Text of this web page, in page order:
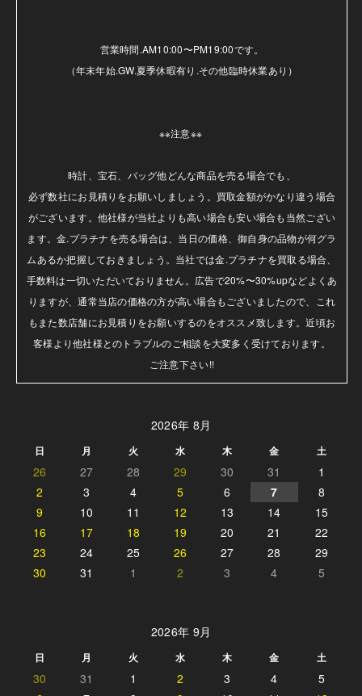
営業時間.AM10:00〜PM19:00です。
（年末年始.GW.夏季休暇有り.その他臨時休業あり）
※※注意※※
時計、宝石、バッグ他どんな商品を売る場合でも、
必ず数社にお見積りをお願いしましょう。買取金額がかなり違う場合
がございます。他社様が当社よりも高い場合も安い場合も当然ござい
ます。金.プラチナを売る場合は、当日の価格、御自身の品物が何グラ
ムあるか把握しておきましょう。当社では金.プラチナを買取る場合、
手数料は一切いただいておりません。広告で20%〜30%upなどよくあ
りますが、通常当店の価格の方が高い場合もございましたので、これ
もまた数店舗にお見積りをお願いするのをオススメ致します。近頃お
客様より他社様とのトラブルのご相談を大変多く受けております。
ご注意下さい!!
2026年 8月
日 月 火 水 木 金 土
26 27 28 29 30 31
1
2
3 4 5 6 7
8
9
10 11 12 13 14
15
16
17 18 19 20 21
22
23
24 25 26 27 28
29
30
31 1 2 3 4 5
2026年 9月
日 月 火 水 木 金 土
30 31 1 2 3 4
5